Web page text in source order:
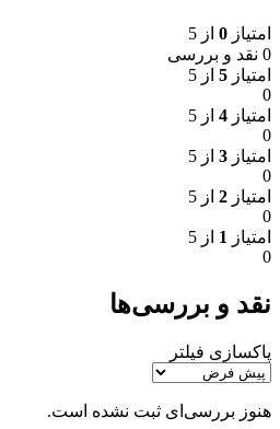
امتیاز 0 از 5
0 نقد و بررسی
امتیاز 5 از 5
0
امتیاز 4 از 5
0
امتیاز 3 از 5
0
امتیاز 2 از 5
0
امتیاز 1 از 5
0
نقد و بررسی‌ها
پاکسازی فیلتر
هنوز بررسی‌ای ثبت نشده است.